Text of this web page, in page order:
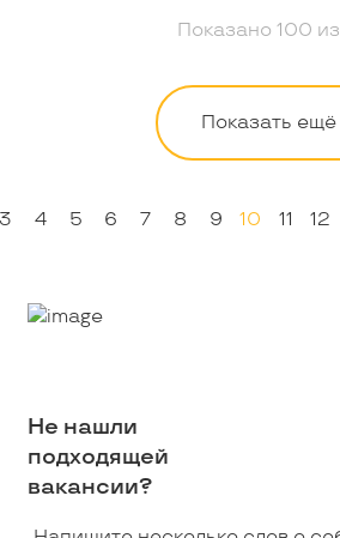
Показано100
Показать ещё
3 4 5 6 7 8 9 10 11 12
Не нашли
подходящей
вакансии?